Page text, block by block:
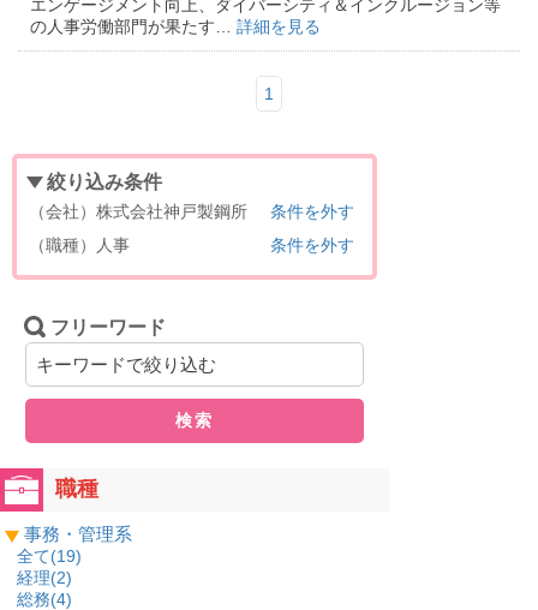
エンゲージメント向上、ダイバーシティ＆インクルージョン等
の人事労働部門が果たす… 詳細を見る
1
絞り込み条件
（会社）株式会社神戸製鋼所
条件を外す
（職種）人事
条件を外す
フリーワード
検索
職種
事務・管理系
全て(19)
経理(2)
総務(4)